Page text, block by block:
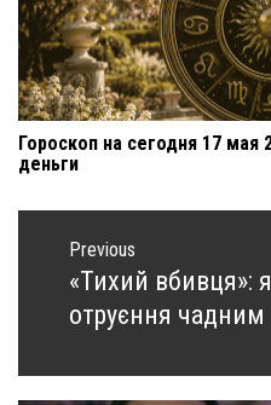
Гороскоп на сегодня 17 мая
деньги
Навигация
записям
Previous
Previous
post:
«Тихий вбивця»:
отруєння чадним